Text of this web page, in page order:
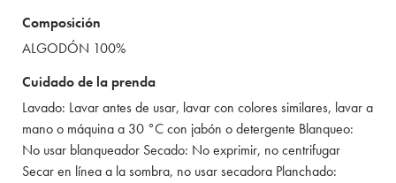
Composición
ALGODÓN 100%
Cuidado de la prenda
Lavado: Lavar antes de usar, lavar con colores similares, lavar a
mano o máquina a 30 °C con jabón o detergente Blanqueo:
No usar blanqueador Secado: No exprimir, no centrifugar
Secar en línea a la sombra, no usar secadora Planchado: